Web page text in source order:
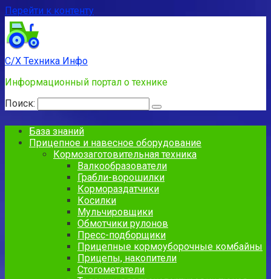
Перейти к контенту
С/Х Техника Инфо
Информационный портал о технике
Поиск:
База знаний
Прицепное и навесное оборудование
Кормозаготовительная техника
Валкообразователи
Грабли-ворошилки
Кормораздатчики
Косилки
Мульчировщики
Обмотчики рулонов
Пресс-подборщики
Прицепные кормоуборочные комбайны
Прицепы, накопители
Стогометатели